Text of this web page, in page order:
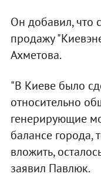
Он добавил, что
продажу
Ахметова.
"В Киеве было
относительно
генерирующие
балансе города,
вложить,
заявил Павлюк.